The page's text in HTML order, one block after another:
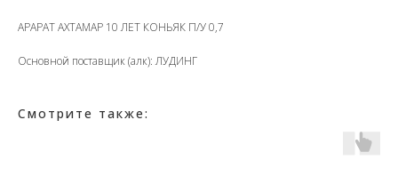
АРАРАТ АХТАМАР 10 ЛЕТ КОНЬЯК П/У 0,7
Основной поставщик (алк): ЛУДИНГ
Смотрите также: